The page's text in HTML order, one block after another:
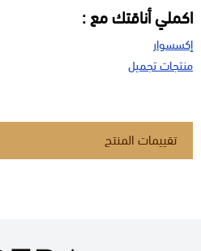
اكملي أناقتك مع :
إكسسوار
منتجات تجميل
تقييمات المنتج